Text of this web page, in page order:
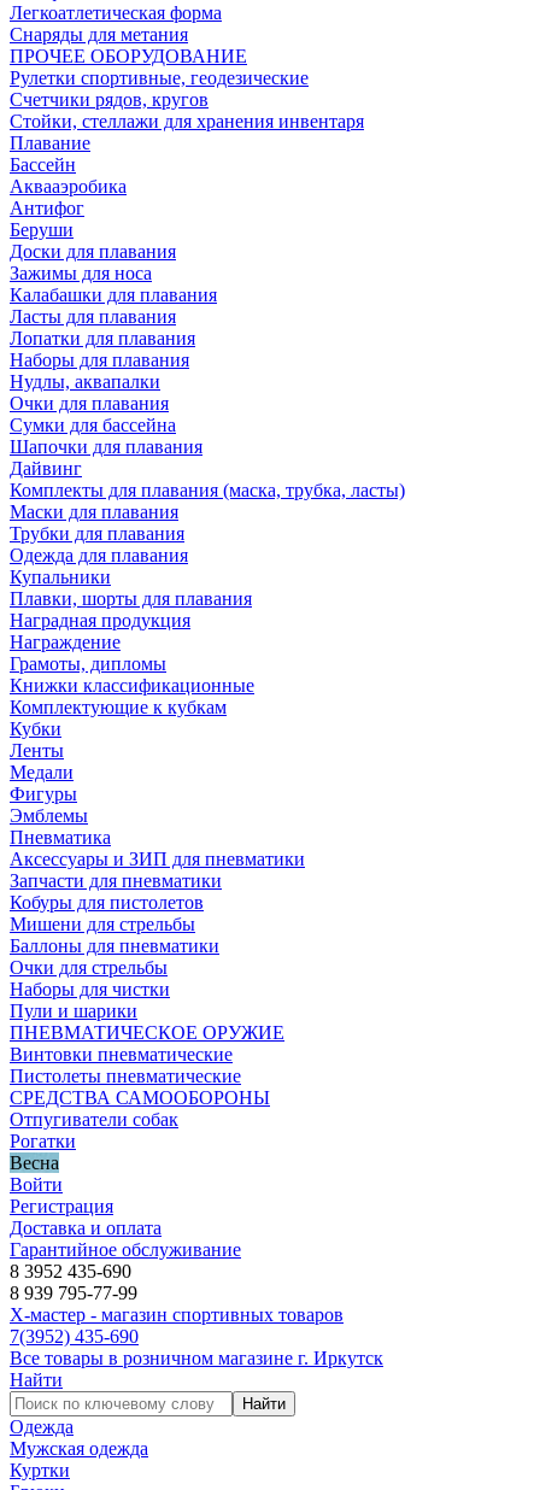
Легкоатлетическая форма
Снаряды для метания
ПРОЧЕЕ ОБОРУДОВАНИЕ
Рулетки спортивные, геодезические
Счетчики рядов, кругов
Стойки, стеллажи для хранения инвентаря
Плавание
Бассейн
Аквааэробика
Антифог
Беруши
Доски для плавания
Зажимы для носа
Калабашки для плавания
Ласты для плавания
Лопатки для плавания
Наборы для плавания
Нудлы, аквапалки
Очки для плавания
Сумки для бассейна
Шапочки для плавания
Дайвинг
Комплекты для плавания (маска, трубка, ласты)
Маски для плавания
Трубки для плавания
Одежда для плавания
Купальники
Плавки, шорты для плавания
Наградная продукция
Награждение
Грамоты, дипломы
Книжки классификационные
Комплектующие к кубкам
Кубки
Ленты
Медали
Фигуры
Эмблемы
Пневматика
Аксессуары и ЗИП для пневматики
Запчасти для пневматики
Кобуры для пистолетов
Мишени для стрельбы
Баллоны для пневматики
Очки для стрельбы
Наборы для чистки
Пули и шарики
ПНЕВМАТИЧЕСКОЕ ОРУЖИЕ
Винтовки пневматические
Пистолеты пневматические
СРЕДСТВА САМООБОРОНЫ
Отпугиватели собак
Рогатки
Весна
Войти
Регистрация
Доставка и оплата
Гарантийное обслуживание
8 3952 435-690
8 939 795-77-99
Х-мастер - магазин спортивных товаров
7(3952) 435-690
Все товары в розничном магазине г. Иркутск
Найти
Найти
Одежда
Мужская одежда
Куртки